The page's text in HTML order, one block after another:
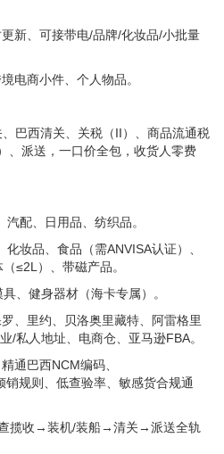
新、可接带电/品牌/化妆品/小批量
电商小件、个人物品。
巴西清关、关税（II）、商品流通税
、派送，一口价全包，收货人零费
配、日用品、纺织品。
妆品、食品（需ANVISA认证）、
≤2L）、带磁产品。
、健身器材（海卡专属）。
、里约、贝洛奥里藏特、阿雷格里
/私人地址、电商仓、亚马逊FBA。
通巴西NCM编码、
规则、低查验率、敏感货合规通
揽收→装机/装船→清关→派送全轨